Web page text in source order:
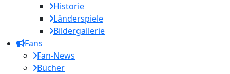
Historie
Länderspiele
Bildergallerie
Fans
Fan-News
Bücher